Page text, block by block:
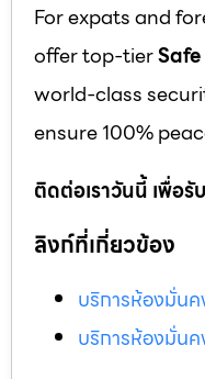
For expats and
offer top-tier
world-class
ensure 100%
ติดต่อเราวันนี้ เพื่อ
ลิงก์ที่เกี่ยวข้อง
บริการห้องมั่น
บริการห้องมั่น